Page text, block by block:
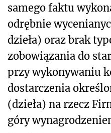
samego faktu
odrębnie
dzieła) oraz brak
zobowiązania do
przy wykonywaniu
dostarczenia
(dzieła) na rzecz
góry